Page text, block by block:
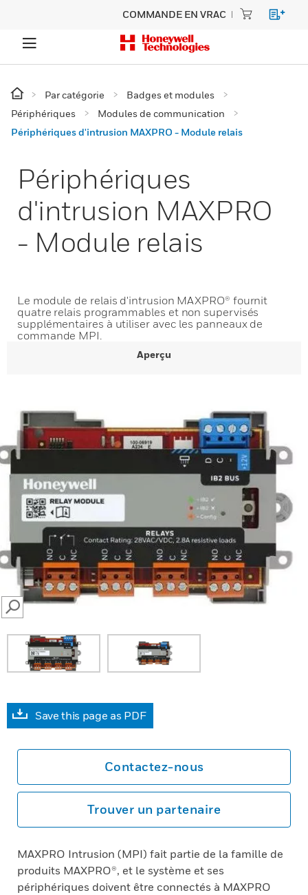
COMMANDE EN VRAC
Par catégorie
Badges et modules
Périphériques
Modules de communication
Périphériques d'intrusion MAXPRO - Module relais
Périphériques
d'intrusion MAXPRO
- Module relais
Le module de relais d'intrusion MAXPRO® fournit
quatre relais programmables et non supervisés
supplémentaires à utiliser avec les panneaux de
commande MPI.
Aperçu
SEARCH
Save this page as PDF
Contactez-nous
Trouver un partenaire
MAXPRO Intrusion (MPI) fait partie de la famille de
produits MAXPRO®, et le système et ses
périphériques doivent être connectés à MAXPRO